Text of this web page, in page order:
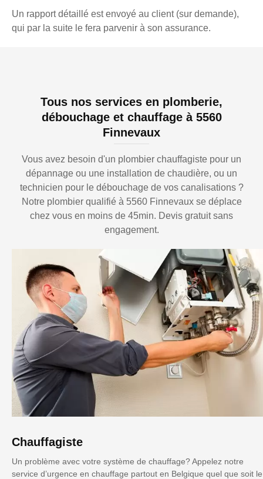
Un rapport détaillé est envoyé au client (sur demande),
qui par la suite le fera parvenir à son assurance.
Tous nos services en plomberie,
débouchage et chauffage à 5560
Finnevaux
Vous avez besoin d'un plombier chauffagiste pour un
dépannage ou une installation de chaudière, ou un
technicien pour le débouchage de vos canalisations ?
Notre plombier qualifié à 5560 Finnevaux se déplace
chez vous en moins de 45min. Devis gratuit sans
engagement.
Chauffagiste
Un problème avec votre système de chauffage? Appelez notre
service d’urgence en chauffage partout en Belgique quel que soit le